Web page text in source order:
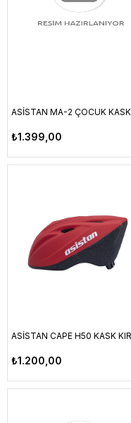
₺1.399,00
₺1.200,00